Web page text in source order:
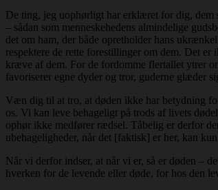
De ting, jeg uophørligt har erklæret for dig, dem
– sådan som menneskehedens almindelige
det om ham, der både opretholder hans
respektere de rette forestillinger om dem. Det
kræve af dem. For de fordomme flertallet ytrer
favoriserer egne dyder og tror, guderne glæder
Væn dig til at tro, at døden ikke har betydning
os. Vi kan leve behageligt på trods af livets
ophør ikke medfører rædsel. Tåbelig er derfor
ubehageligheder, når det [faktisk] er her, kan
Når vi derfor indser, at når vi er, så er døden –
hverken for de levende eller døde, for hos den